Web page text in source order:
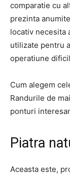
comparatie cu
prezinta
locativ necesita
utilizate pentru
operatiune
Cum alegem
Randurile de
ponturi
Piatra
Aceasta este,